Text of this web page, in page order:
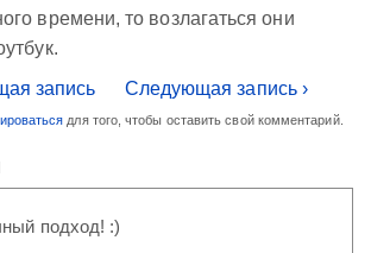
времени, то возлагаться они
запись
Следующая запись ›
для того, чтобы оставить свой комментарий.
подход! :)